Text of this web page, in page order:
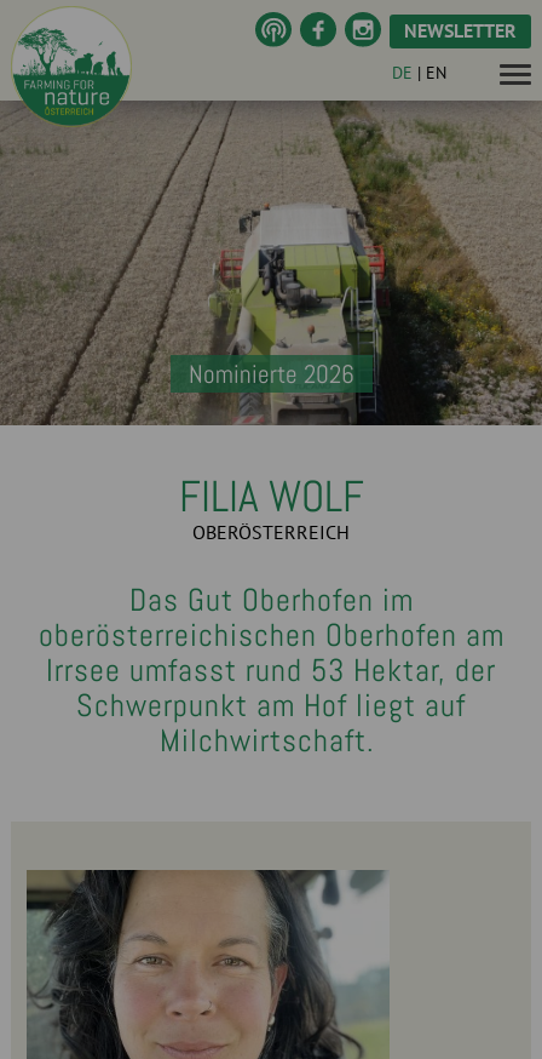
NEWSLETTER
DE | EN
Nominierte 2026
FILIA WOLF
OBERÖSTERREICH
Das Gut Oberhofen im
oberösterreichischen Oberhofen am
Irrsee umfasst rund 53 Hektar, der
Schwerpunkt am Hof liegt auf
Milchwirtschaft.